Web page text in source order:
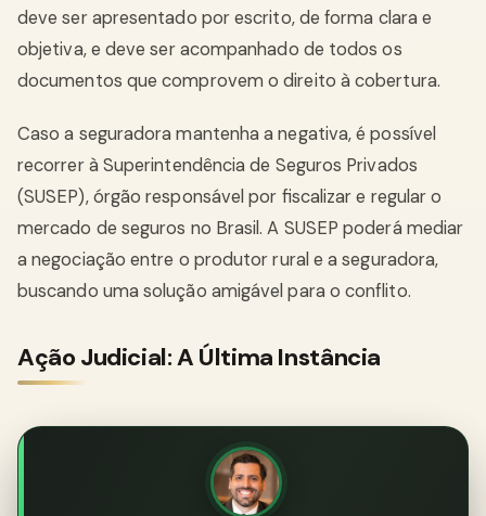
deve ser apresentado por escrito, de forma clara e
objetiva, e deve ser acompanhado de todos os
documentos que comprovem o direito à cobertura.
Caso a seguradora mantenha a negativa, é possível
recorrer à Superintendência de Seguros Privados
(SUSEP), órgão responsável por fiscalizar e regular o
mercado de seguros no Brasil. A SUSEP poderá mediar
a negociação entre o produtor rural e a seguradora,
buscando uma solução amigável para o conflito.
Ação Judicial: A Última Instância